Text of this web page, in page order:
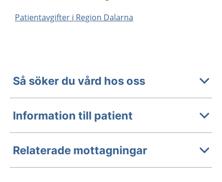
Patientavgifter i Region Dalarna
Så söker du vård hos oss
Information till patient
Relaterade mottagningar